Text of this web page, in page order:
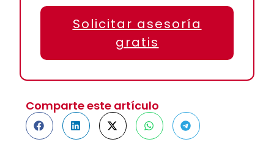
Solicitar asesoría
gratis
Comparte este artículo